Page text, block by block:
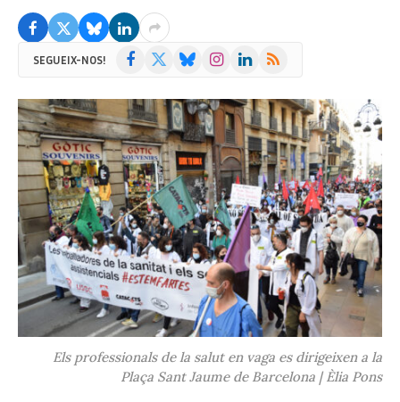
SEGUEIX-NOS! Facebook BlueskyInstagramLinkedIn
RSS
Els professionals de la salut en vaga es dirigeixen a la
Plaça Sant Jaume de Barcelona | Èlia Pons